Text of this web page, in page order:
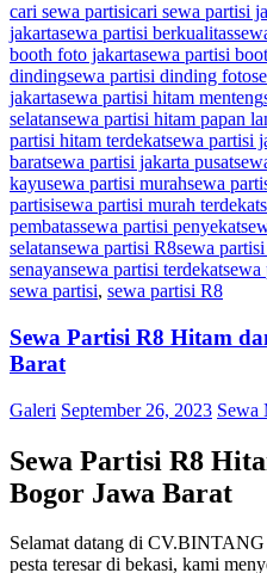
cari sewa partisicari sewa partisi
jakartasewa partisi berkualitas
booth foto jakartasewa partisi
dindingsewa partisi dinding foto
jakartasewa partisi hitam menteng
selatansewa partisi hitam papan
partisi hitam terdekatsewa partisi
baratsewa partisi jakarta pusat
kayusewa partisi murahsewa
partisisewa partisi murah terdekat
pembatassewa partisi penyekat
selatansewa partisi R8sewa
senayansewa partisi terdekatsewa
sewa partisi, sewa partisi R8
Sewa Partisi R8 Hitam
Barat
Galeri September 26, 2023 Sewa
Sewa Partisi R8
Bogor Jawa Barat
Selamat datang di
pesta teresar di bekasi, kami